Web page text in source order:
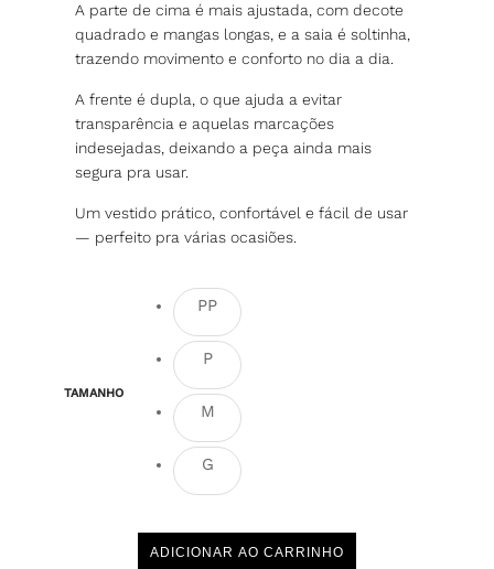
A parte de cima é mais ajustada, com decote
quadrado e mangas longas, e a saia é soltinha,
trazendo movimento e conforto no dia a dia.
A frente é dupla, o que ajuda a evitar
transparência e aquelas marcações
indesejadas, deixando a peça ainda mais
segura pra usar.
Um vestido prático, confortável e fácil de usar
— perfeito pra várias ocasiões.
TAMANHO
PP
P
M
G
ADICIONAR AO CARRINHO